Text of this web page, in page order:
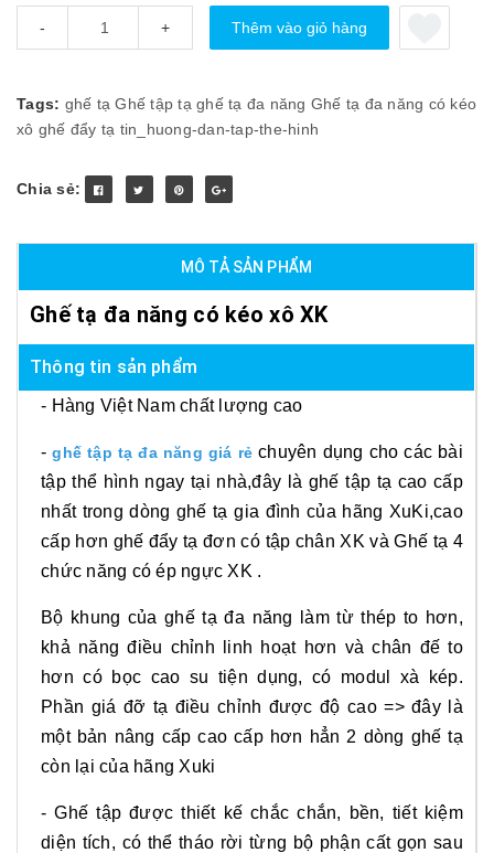
- + Thêm vào giỏ hàng
Tags: ghế tạ Ghế tập tạ ghế tạ đa năng Ghế tạ đa năng có kéo
xô ghế đẩy tạ tin_huong-dan-tap-the-hinh
Chia sẻ:
MÔ TẢ SẢN PHẨM
Ghế tạ đa năng có kéo xô XK
Thông tin sản phẩm
- Hàng Việt Nam chất lượng cao
-ghế tập tạ đa năng giá rẻ chuyên dụng cho các bài
tập thể hình ngay tại nhà,đây là ghế tập tạ cao cấp
nhất trong dòng ghế tạ gia đình của hãng XuKi,cao
cấp hơn ghế đẩy tạ đơn có tập chân XK và Ghế tạ 4
chức năng có ép ngực XK .
Bộ khung của ghế tạ đa năng làm từ thép to hơn,
khả năng điều chỉnh linh hoạt hơn và chân đế to
hơn có bọc cao su tiện dụng, có modul xà kép.
Phần giá đỡ tạ điều chỉnh được độ cao => đây là
một bản nâng cấp cao cấp hơn hẳn 2 dòng ghế tạ
còn lại của hãng Xuki
- Ghế tập được thiết kế chắc chắn, bền, tiết kiệm
diện tích, có thể tháo rời từng bộ phận cất gọn sau